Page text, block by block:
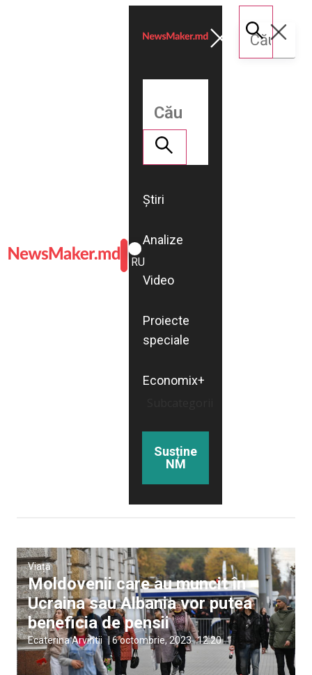
ROMÂNĂ
RU
Știri
Analize
Video
Proiecte
speciale
Economix+
Susține
NM
Viață
Moldovenii care au muncit în
Ucraina sau Albania vor putea
beneficia de pensii
Ecaterina Arvintii |6 octombrie, 2023 12:20